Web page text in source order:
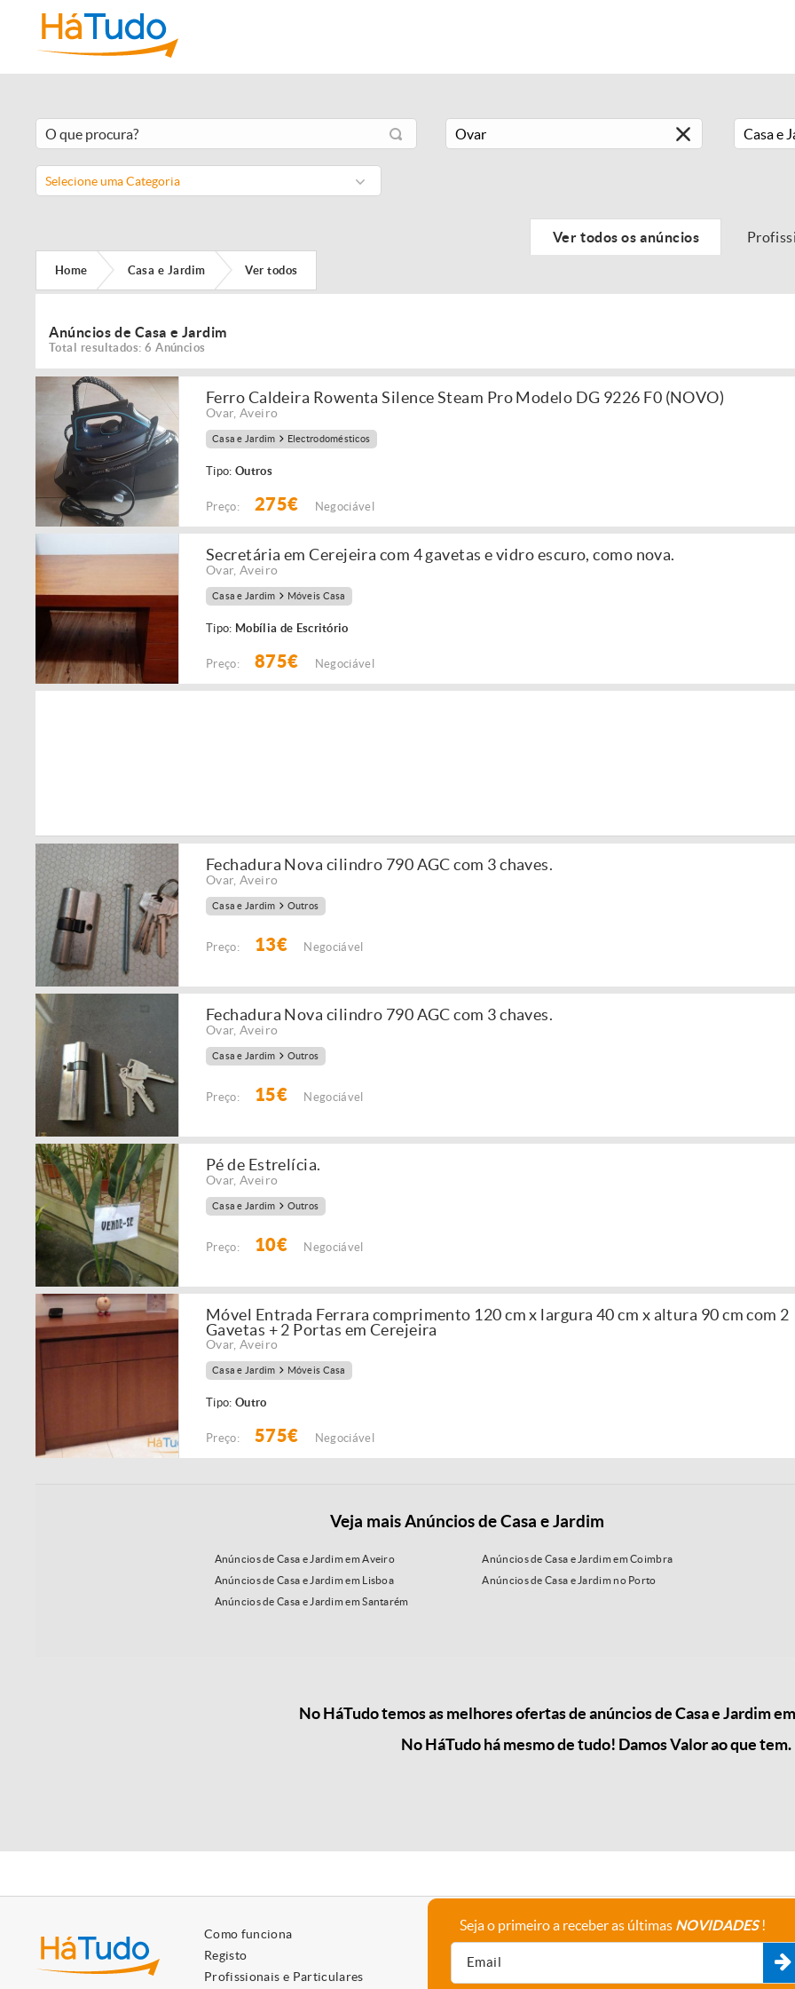
Casa e
Selecione uma Categoria
Home Casa e Jardim Ver todos
Ver todos os anúncios
Anúncios de Casa e Jardim
Total resultados: 6 Anúncios
Ferro Caldeira Rowenta Silence Steam Pro Modelo DG 9226 F0 (NOVO)
Ovar,Aveiro
Casa e Jardim Electrodomésticos
Tipo: Outros
Preço: 275€ Negociável
Secretária em Cerejeira com 4 gavetas e vidro escuro, como nova.
Ovar,Aveiro
Casa e Jardim Móveis Casa
Tipo: Mobília de Escritório
Preço: 875€ Negociável
Fechadura Nova cilindro 790 AGC com 3 chaves.
Ovar,Aveiro
Casa e Jardim Outros
Preço: 13€ Negociável
Fechadura Nova cilindro 790 AGC com 3 chaves.
Ovar,Aveiro
Casa e Jardim Outros
Preço: 15€ Negociável
Pé de Estrelícia.
Ovar,Aveiro
Casa e Jardim Outros
Preço: 10€ Negociável
Móvel Entrada Ferrara comprimento 120 cm x largura 40 cm x altura 90 cm com 2
Gavetas + 2 Portas em Cerejeira
Ovar,Aveiro
Casa e Jardim Móveis Casa
Tipo: Outro
Preço: 575€ Negociável
Veja mais Anúncios de Casa e Jardim
Anúncios de Casa e Jardim em Aveiro
Anúncios de Casa e Jardim em Coimbra
Anúncios de Casa e Jardim em Lisboa
Anúncios de Casa e Jardim no Porto
Anúncios de Casa e Jardim em Santarém
No HáTudo temos as melhores ofertas de anúncios de Casa e Jardim
No HáTudo há mesmo de tudo! Damos Valor ao que tem.
Como funciona
Registo
Profissionais e Particulares
A empresa
Seja o primeiro a receber as últimas NOVIDADES!